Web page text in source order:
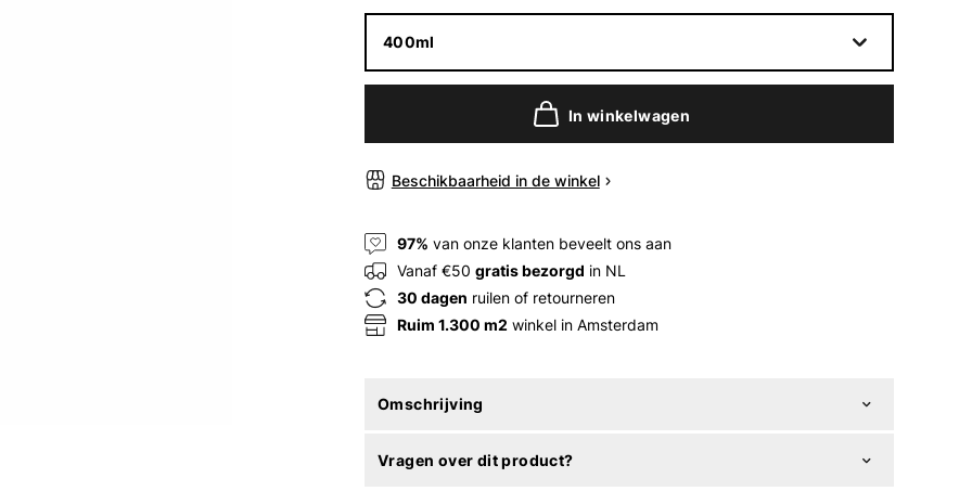
400ml
In winkelwagen
Beschikbaarheid in de winkel
97% van onze klanten beveelt ons aan
Vanaf €50 gratis bezorgd in NL
30 dagen ruilen of retourneren
Ruim 1.300 m2 winkel in Amsterdam
Omschrijving
Vragen over dit product?